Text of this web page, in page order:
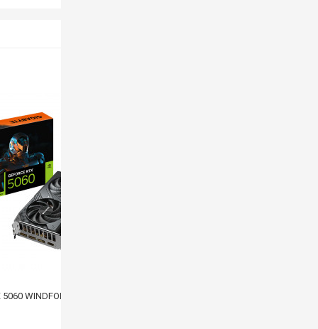
WINDFORCE MAX OC 8GB